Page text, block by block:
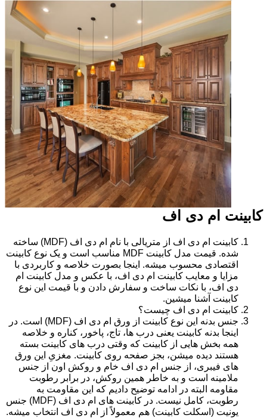
کابینت ام دی اف
کابینت ام دی اف از متریالی با نام ام دی اف (MDF) ساخته
شده. قیمت مدل کابینت MDF مناسب است و یک نوع کابینت
اقتصادی محسوب میشه. اینجا بصورت خلاصه و کاربردی با
مزایا و معایب کابینت ام دی اف، با عکس و مدل کابینت ام
دی اف، با نکات ساخت و سفارش دادن و با قیمت این نوع
کابینت آشنا میشین.
کابینت ام دی اف چیست؟
جنس بدنه این نوع کابینت از ورق ام دی اف (MDF) است. در
اینجا بدنه کابینت یعنی درب ها، تاج، پاخور، کناره و خلاصه
همه بخش هایی از کابینت که وقتی درب های کابینت بسته
هستند دیده میشن، بجز صفحه روی کابینت. مغزیِ این ورق
های فیبری، از جنس ام دی اف خام و روکش اون از جنس
ملامینه است و به خاطر همین روکش، در برابر رطوبت
مقاومه البته در ادامه توضیح دادیم که این مقاومت به
رطوبت، کامل نیست. در کابینت های ام دی اف (MDF) جنس
یونیت (اسکلت کابینت) هم معمولاً از ام دی اف انتخاب میشه.